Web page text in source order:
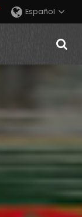
Español